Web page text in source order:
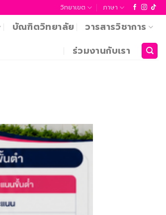
วิทยาเขต ภาษา
บัณฑิตวิทยาลัย
วารสารวิชาการ
ร่วมงานกับเรา